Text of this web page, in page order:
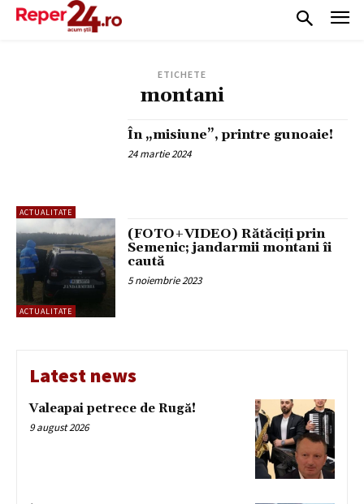
ETICHETE
montani
ACTUALITATE
În „misiune”, printre gunoaie!
24 martie 2024
ACTUALITATE
(FOTO+VIDEO) Rătăciți prin
Semenic; jandarmii montani îi
caută
5 noiembrie 2023
Latest news
Valeapai petrece de Rugă!
9 august 2026